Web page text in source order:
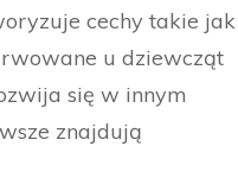
cechy takie jak
u dziewcząt
się w innym
znajdują